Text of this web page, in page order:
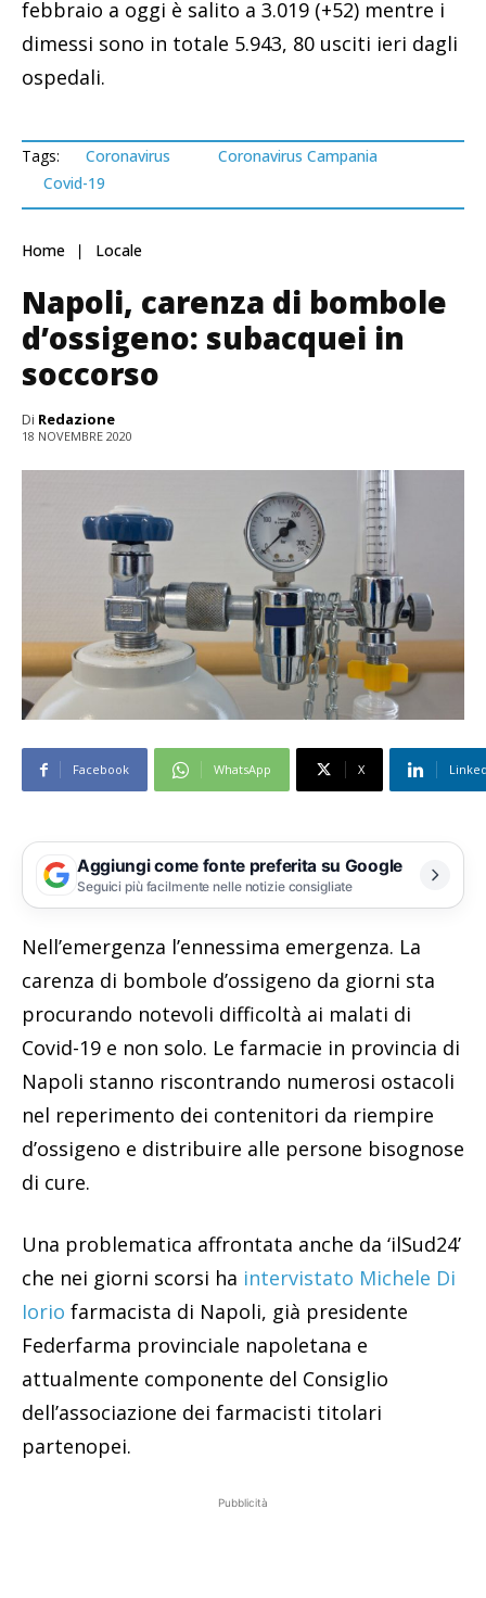
febbraio a oggi è salito a 3.019 (+52) mentre i
dimessi sono in totale 5.943, 80 usciti ieri dagli
ospedali.
Tags: Coronavirus
Coronavirus Campania
Covid-19
Home Locale
Napoli, carenza di bombole
d’ossigeno: subacquei in
soccorso
Di Redazione
18 NOVEMBRE 2020
Facebook WhatsApp X
Aggiungi come fonte preferita su Google
Seguici più facilmente nelle notizie consigliate
Nell’emergenza l’ennessima emergenza. La
carenza di bombole d’ossigeno da giorni sta
procurando notevoli difficoltà ai malati di
Covid-19 e non solo. Le farmacie in provincia di
Napoli stanno riscontrando numerosi ostacoli
nel reperimento dei contenitori da riempire
d’ossigeno e distribuire alle persone bisognose
di cure.
Una problematica affrontata anche da ‘ilSud24’
che nei giorni scorsi ha intervistato Michele Di
Iorio farmacista di Napoli, già presidente
Federfarma provinciale napoletana e
attualmente componente del Consiglio
dell’associazione dei farmacisti titolari
partenopei.
Pubblicità